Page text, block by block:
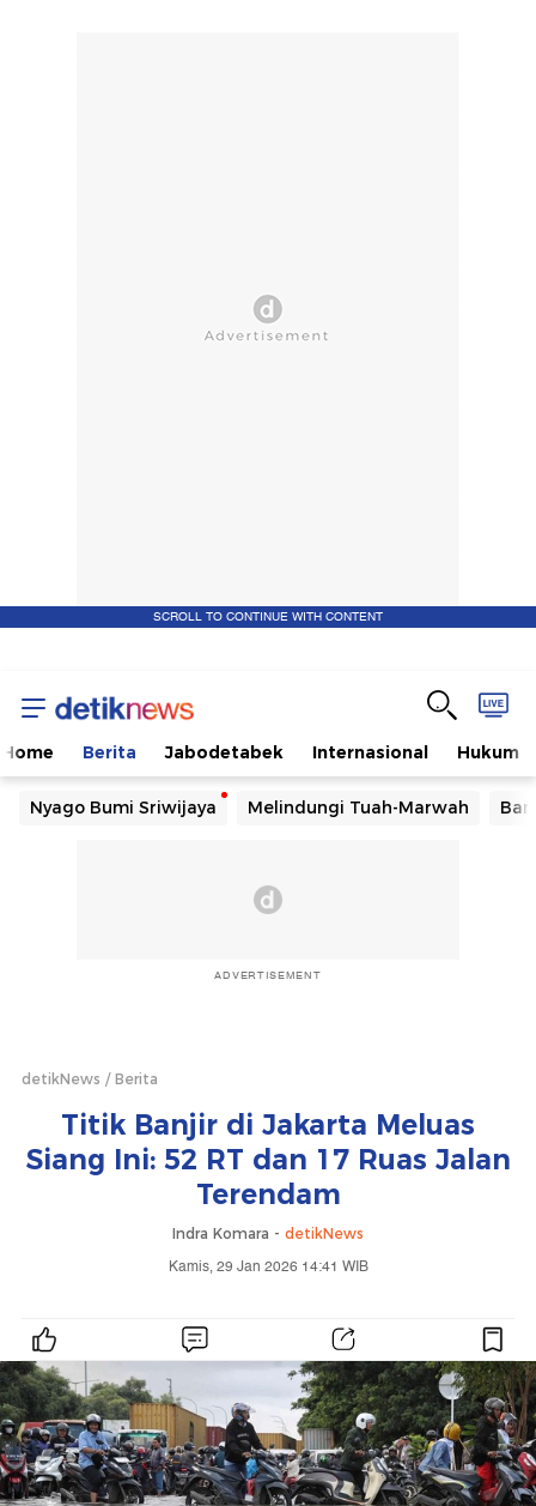
SCROLL TO CONTINUE WITH CONTENT
Home Berita Jabodetabek Internasional Hukum
Nyago Bumi Sriwijaya Melindungi Tuah-Marwah
ADVERTISEMENT
detikNews Berita
Titik Banjir di Jakarta Meluas
Siang Ini: 52 RT dan 17 Ruas Jalan
Terendam
Indra Komara - detikNews
Kamis, 29 Jan 2026 14:41 WIB